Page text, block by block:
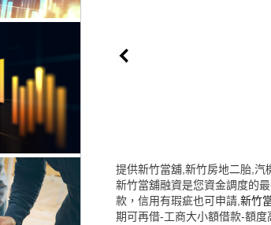
提供新竹當舖,新竹房地二胎,汽
新竹當舖融資是您資金調度的
款，信用有瑕疵也可申請,新竹
期可再借-工商大小額借款-額